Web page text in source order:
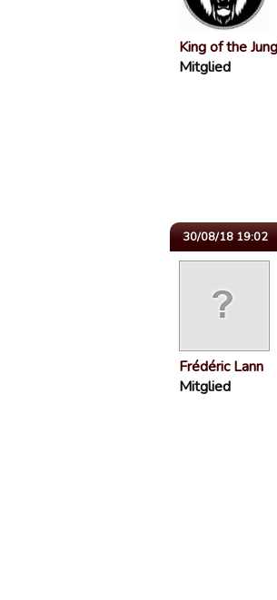
King of the
Mitglied
30/08/18 19:02
Frédéric Lann
Mitglied